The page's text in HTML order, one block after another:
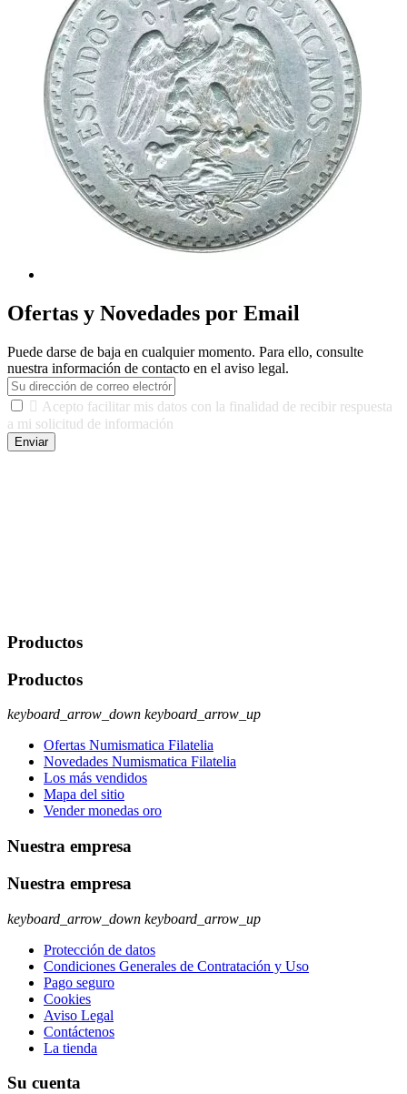
Ofertas y Novedades por Email
Puede darse de baja en cualquier momento. Para ello, consulte
nuestra información de contacto en el aviso legal.
 Acepto facilitar mis datos con la finalidad de recibir respuesta
a mi solicitud de información
Enviar
Productos
Productos
keyboard_arrow_down keyboard_arrow_up
Ofertas Numismatica Filatelia
Novedades Numismatica Filatelia
Los más vendidos
Mapa del sitio
Vender monedas oro
Nuestra empresa
Nuestra empresa
keyboard_arrow_down keyboard_arrow_up
Protección de datos
Condiciones Generales de Contratación y Uso
Pago seguro
Cookies
Aviso Legal
Contáctenos
La tienda
Su cuenta